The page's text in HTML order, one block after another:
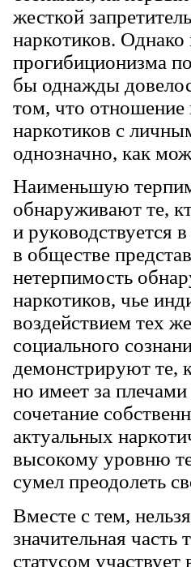
жесткой
наркотиков. Однако
прогибиционизма
бы однажды
том, что отношение
наркотиков с
однозначно, как
Наименьшую
обнаруживают те,
и руководствуется
в обществе
нетерпимость
наркотиков, чье
воздействием тех
социального
демонстрируют те,
но имеет за
сочетание
актуальных
высокому уровню
сумел преодолеть
Вместе с тем,
значительная
статусом